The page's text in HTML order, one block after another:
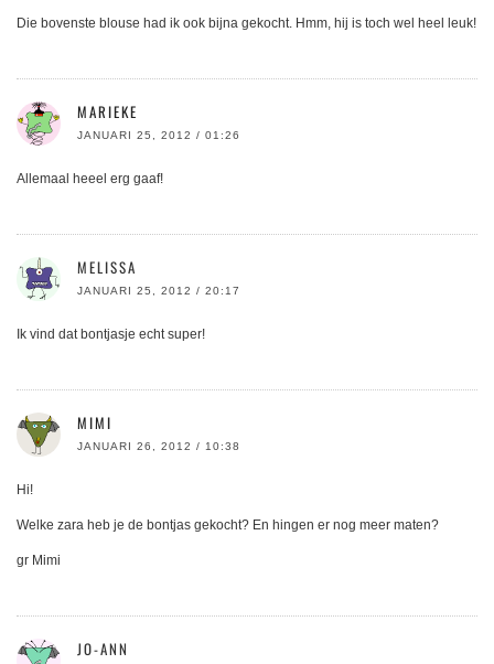
Die bovenste blouse had ik ook bijna gekocht. Hmm, hij is toch wel heel leuk!
MARIEKE
JANUARI 25, 2012 / 01:26
Allemaal heeel erg gaaf!
MELISSA
JANUARI 25, 2012 / 20:17
Ik vind dat bontjasje echt super!
MIMI
JANUARI 26, 2012 / 10:38
Hi!
Welke zara heb je de bontjas gekocht? En hingen er nog meer maten?
gr Mimi
JO-ANN